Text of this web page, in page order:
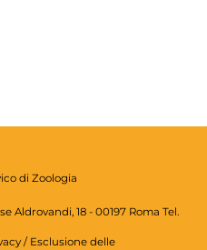
di Zoologia
Aldrovandi, 18 - 00197 Roma Tel.
/ Esclusione delle